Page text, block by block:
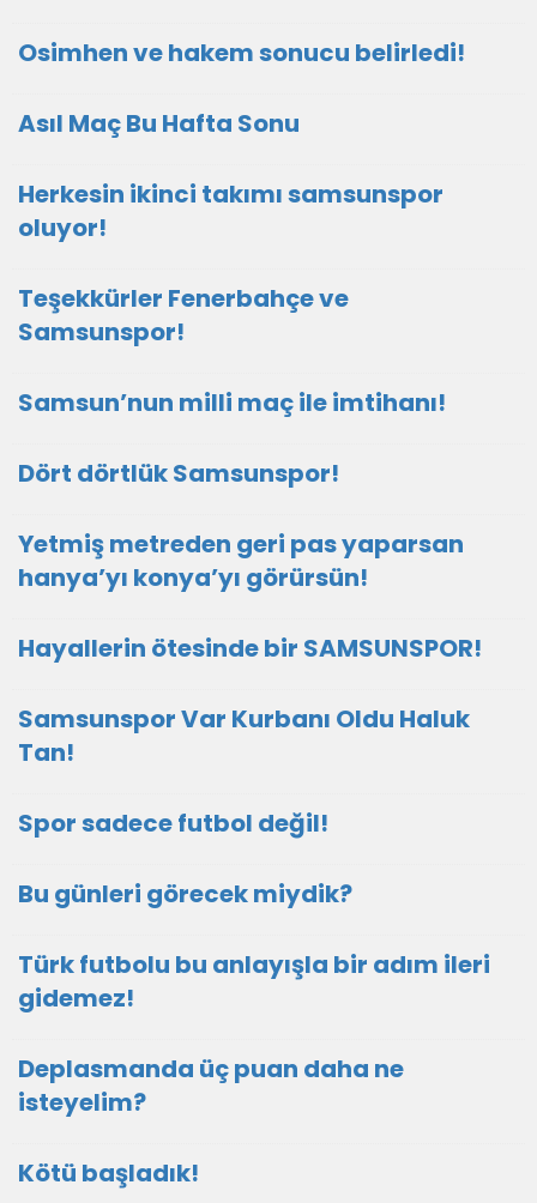
Osimhen ve hakem sonucu belirledi!
Asıl Maç Bu Hafta Sonu
Herkesin ikinci takımı samsunspor
oluyor!
Teşekkürler Fenerbahçe ve
Samsunspor!
Samsun’nun milli maç ile imtihanı!
Dört dörtlük Samsunspor!
Yetmiş metreden geri pas yaparsan
hanya’yı konya’yı görürsün!
Hayallerin ötesinde bir SAMSUNSPOR!
Samsunspor Var Kurbanı Oldu Haluk
Tan!
Spor sadece futbol değil!
Bu günleri görecek miydik?
Türk futbolu bu anlayışla bir adım ileri
gidemez!
Deplasmanda üç puan daha ne
isteyelim?
Kötü başladık!